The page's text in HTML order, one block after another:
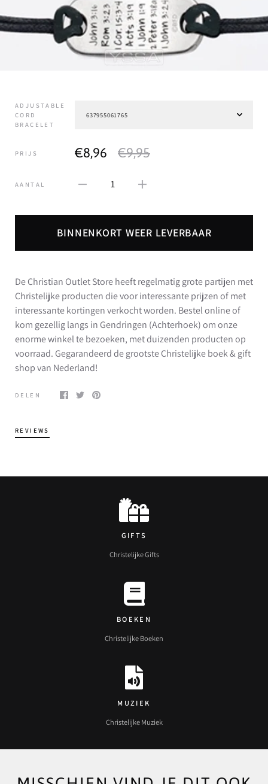
ADJUSTABLE
CORD
BRACELET
PRIJS €8,96 €9,95
AANTAL 1
BINNENKORT WEER LEVERBAAR
De Christian Outlet Store heeft regelmatig grote partijen met
Christelijke producten die voor interessante prijzen of met
interessante kortingen verkocht worden. Bestel online of
kom gezellig langs in Gendringen (Achterhoek) om onze
enorme winkel te bezoeken, met duizenden producten op
voorraad. Gegarandeerd de grootste Christelijke boek & gift
shop van Nederland!
DELEN
REVIEWS
GIFTS
Christelijke Gifts
BOEKEN
Christelijke Boeken
MUZIEK
Christelijke Muziek